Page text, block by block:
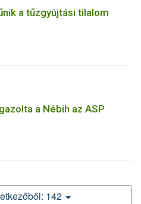
a tűzgyújtási tilalom
a Nébih az ASP
142